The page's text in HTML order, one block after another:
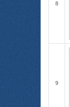
8
9